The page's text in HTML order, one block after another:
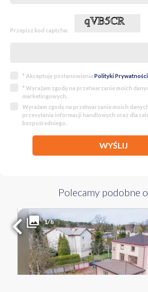
Przepisz kod captcha:
* Akceptuję postanowienia Polityki Prywatności
* Wyrażam zgodę na przetwarzanie moich
marketingowych.
Wyrażam zgodę na przetwarzanie moich
przesyłania informacji handlowych oraz dla
bezpośredniego.
WYŚLIJ
Polecamy podobne
1/8Liczba pokoi Powierzchnia
1714 m2
Mazowieckie Warszawa